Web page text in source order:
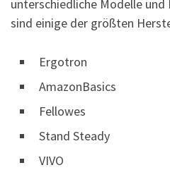
unterschiedliche Modelle und
sind einige der größten
Ergotron
AmazonBasics
Fellowes
Stand Steady
VIVO